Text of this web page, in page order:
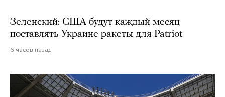
Зеленский: США будут каждый месяц
поставлять Украине ракеты для Patriot
6 часов назад